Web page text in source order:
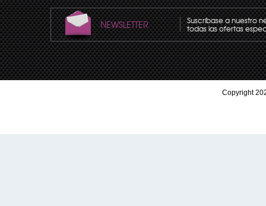
NEWSLETTER Suscríbase a nuestro
todas las ofertas
Copyright